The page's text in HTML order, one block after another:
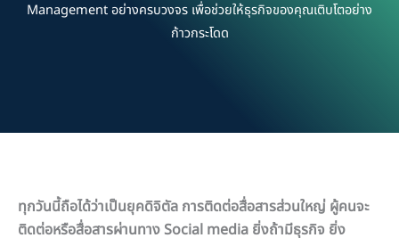
Management อย่างครบวงจร เพื่อช่วยให้ธุรกิจของคุณเติบโตอย่าง
ก้าวกระโดด
ทุกวันนี้ถือได้ว่าเป็นยุคดิจิตัล การติดต่อสื่อสารส่วนใหญ่ ผู้คนจะ
ติดต่อหรือสื่อสารผ่านทางSocial media ยิ่งถ้ามีธุรกิจ ยิ่ง